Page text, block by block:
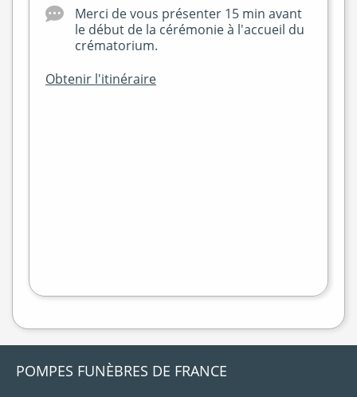
Merci de vous présenter 15 min avant
le début de la cérémonie à l'accueil du
crématorium.
Obtenir l'itinéraire
POMPES FUNÈBRES DE FRANCE